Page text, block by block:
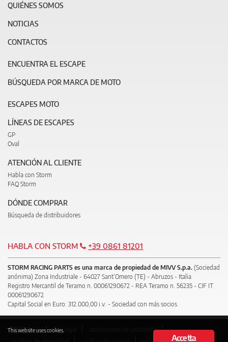
QUIÉNES SOMOS
NOTICIAS
CONTACTOS
ENCUENTRA EL ESCAPE
BÚSQUEDA POR MARCA DE MOTO
ESCAPES MOTO
LÍNEAS DE ESCAPES
GP
Oval
ATENCIÓN AL CLIENTE
Habla con Storm
FAQ Storm
DÓNDE COMPRAR
Búsqueda de distribuidores
HABLA CON STORM +39 0861 81201
STORM RACING PARTS es una marca de propiedad de MIVV S.p.a. (Sociedad
anónima) Zona Industriale - 64027 Sant’Omero (TE) - Abruzos - Italia
Registro Mercantil de Teramo n. 00061290672 - REA Teramo n. 56235 - CIF IT
00061290672
Capital Social en Euro: 312.000,00 i.v. - Sociedad con más socios
© 2018 Mivv nota legal
condiciones de utilización
Accetta
This website uses cookies.